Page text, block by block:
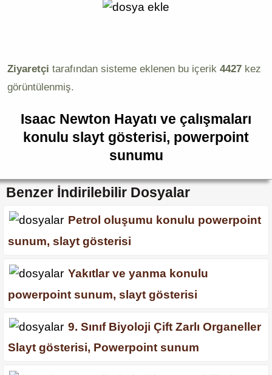
Ziyaretçi tarafından sisteme eklenen bu içerik 4427 kez
görüntülenmiş.
Isaac Newton Hayatı ve çalışmaları
konulu slayt gösterisi, powerpoint
sunumu
Benzer İndirilebilir Dosyalar
Petrol oluşumu konulu powerpoint
sunum, slayt gösterisi
Yakıtlar ve yanma konulu
powerpoint sunum, slayt gösterisi
9. Sınıf Biyoloji Çift Zarlı Organeller
Slayt gösterisi, Powerpoint sunum